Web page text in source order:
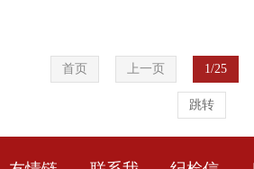
首页 上一页 1/25
跳转